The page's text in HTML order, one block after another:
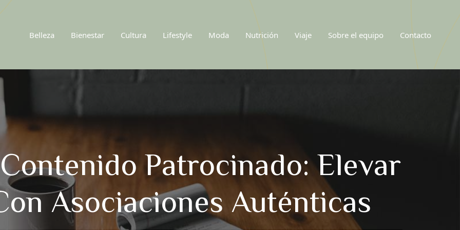
Belleza Bienestar Cultura Lifestyle Moda Nutrición Viaje Sobre el equipo Contacto
Patrocinado: Elevar
Asociaciones Auténticas